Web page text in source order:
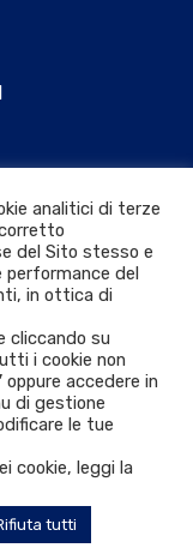
RIZZIO S.p.A.
analitici di terze
del Sito stesso e
performance del
in ottica di
cliccando su
i cookie non
oppure accedere in
di gestione
le tue
cookie, leggi la
tutti